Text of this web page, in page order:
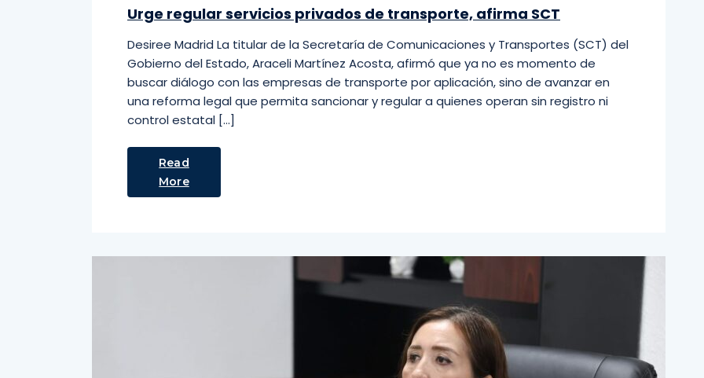
Urge regular servicios privados de transporte, afirma SCT
Desiree Madrid La titular de la Secretaría de Comunicaciones y Transportes (SCT) del
Gobierno del Estado, Araceli Martínez Acosta, afirmó que ya no es momento de
buscar diálogo con las empresas de transporte por aplicación, sino de avanzar en
una reforma legal que permita sancionar y regular a quienes operan sin registro ni
control estatal […]
Read
More